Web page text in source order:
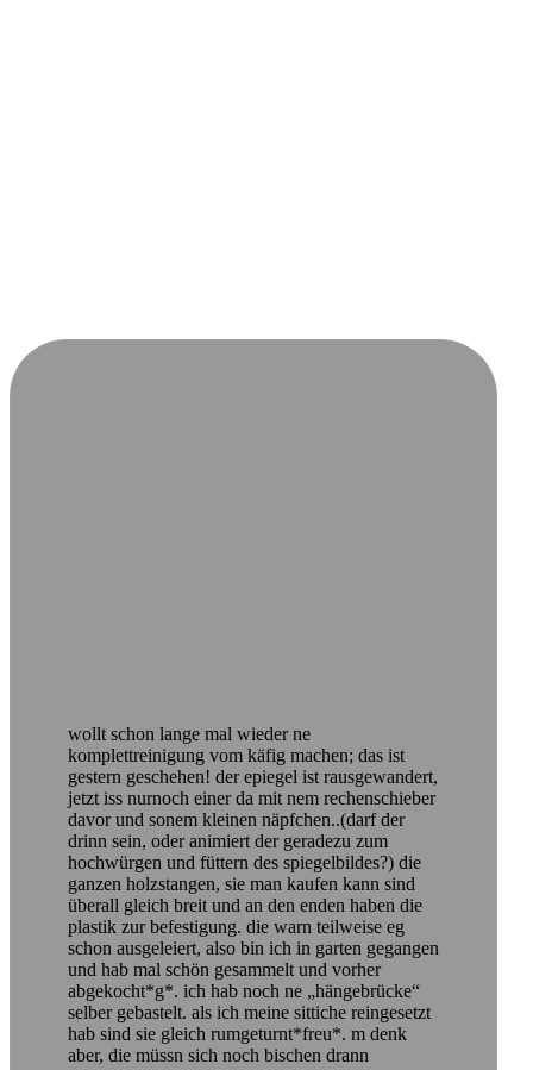
wollt schon lange mal wieder ne
komplettreinigung vom käfig machen; das ist
gestern geschehen! der epiegel ist rausgewandert,
jetzt iss nurnoch einer da mit nem rechenschieber
davor und sonem kleinen näpfchen..(darf der
drinn sein, oder animiert der geradezu zum
hochwürgen und füttern des spiegelbildes?) die
ganzen holzstangen, sie man kaufen kann sind
überall gleich breit und an den enden haben die
plastik zur befestigung. die warn teilweise eg
schon ausgeleiert, also bin ich in garten gegangen
und hab mal schön gesammelt und vorher
abgekocht*g*. ich hab noch ne „hängebrücke“
selber gebastelt. als ich meine sittiche reingesetzt
hab sind sie gleich rumgeturnt*freu*. m denk
aber, die müssn sich noch bischen drann